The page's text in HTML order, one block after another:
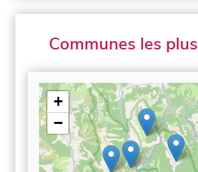
Communes les
+
−